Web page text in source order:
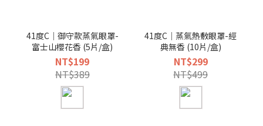
41度C｜御守款蒸氣眼罩-
富士山櫻花香 (5片/盒)
NT$199
NT$389
41度C｜蒸氣熱敷眼罩-經
典無香 (10片/盒)
NT$299
NT$499